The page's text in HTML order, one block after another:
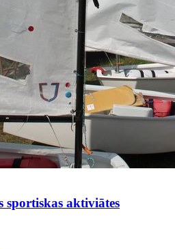
sportiskas aktiviātes